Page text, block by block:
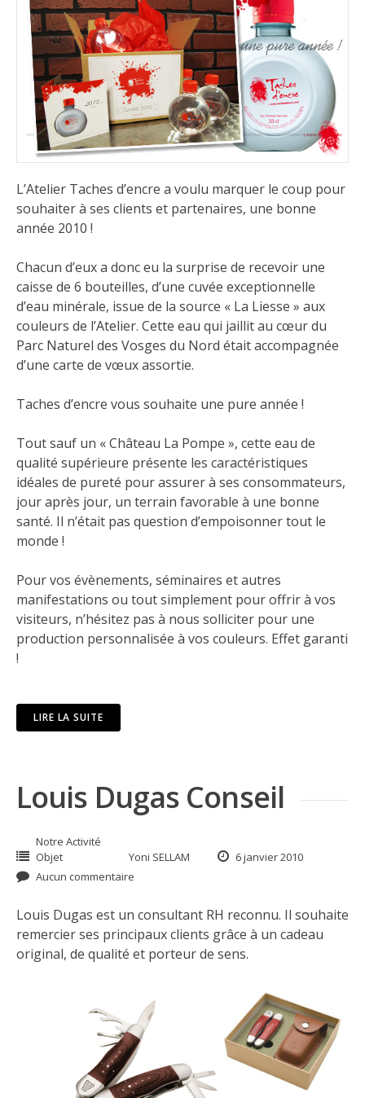
L’Atelier Taches d’encre a voulu marquer le coup pour
souhaiter à ses clients et partenaires, une bonne
année 2010 !
Chacun d’eux a donc eu la surprise de recevoir une
caisse de 6 bouteilles, d’une cuvée exceptionnelle
d’eau minérale, issue de la source « La Liesse » aux
couleurs de l’Atelier. Cette eau qui jaillit au cœur du
Parc Naturel des Vosges du Nord était accompagnée
d’une carte de vœux assortie.
Taches d’encre vous souhaite une pure année !
Tout sauf un « Château La Pompe », cette eau de
qualité supérieure présente les caractéristiques
idéales de pureté pour assurer à ses consommateurs,
jour après jour, un terrain favorable à une bonne
santé. Il n’était pas question d’empoisonner tout le
monde !
Pour vos évènements, séminaires et autres
manifestations ou tout simplement pour offrir à vos
visiteurs, n’hésitez pas à nous solliciter pour une
production personnalisée à vos couleurs. Effet garanti
!
LIRE LA SUITE
Louis Dugas Conseil
Notre Activité
Objet
Yoni SELLAM
6 janvier 2010
Aucun commentaire
Louis Dugas est un consultant RH reconnu. Il souhaite
remercier ses principaux clients grâce à un cadeau
original, de qualité et porteur de sens.